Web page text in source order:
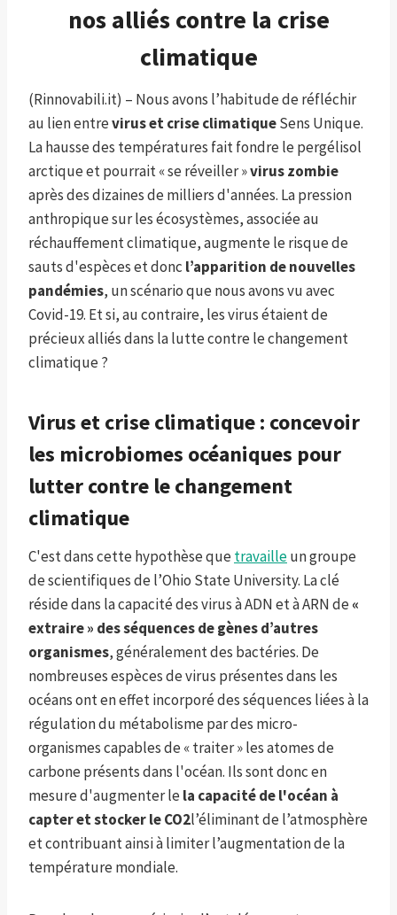
nos alliés contre la crise
climatique
(Rinnovabili.it) – Nous avons l’habitude de réfléchir
au lien entrevirus et crise climatiqueSens Unique.
La hausse des températures fait fondre le pergélisol
arctique et pourrait « se réveiller »virus zombie
après des dizaines de milliers d'années. La pression
anthropique sur les écosystèmes, associée au
réchauffement climatique, augmente le risque de
sauts d'espèces et donc l’apparition de nouvelles
pandémies, un scénario que nous avons vu avec
Covid-19. Et si, au contraire, les virus étaient de
précieux alliés dans la lutte contre le changement
climatique ?
Virus et crise climatique : concevoir
les microbiomes océaniques pour
lutter contre le changement
climatique
C'est dans cette hypothèse que travailleun groupe
de scientifiques de l’Ohio State University. La clé
réside dans la capacité des virus à ADN et à ARN de «
extraire » des séquences de gènes d’autres
organismes, généralement des bactéries. De
nombreuses espèces de virus présentes dans les
océans ont en effet incorporé des séquences liées à la
régulation du métabolisme par des micro-
organismes capables de « traiter » les atomes de
carbone présents dans l'océan. Ils sont donc en
mesure d'augmenter le la capacité de l'océan à
capter et stocker le CO2l’éliminant de l’atmosphère
et contribuant ainsi à limiter l’augmentation de la
température mondiale.